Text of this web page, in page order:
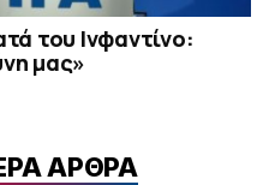
του Ινφαντίνο:
μας»
ΑΡΘΡΑ